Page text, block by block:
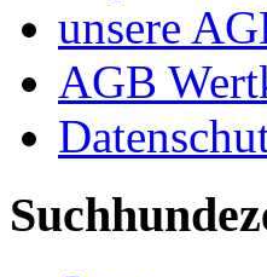
unsere
AGB